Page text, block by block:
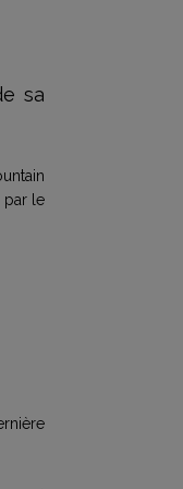
sa
par le